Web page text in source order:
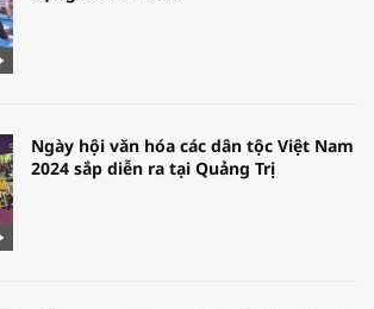
Ngày hội văn hóa các dân tộc Việt Nam
2024 sắp diễn ra tại Quảng Trị